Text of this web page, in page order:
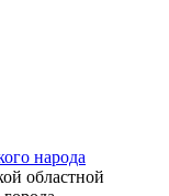
народа
областной